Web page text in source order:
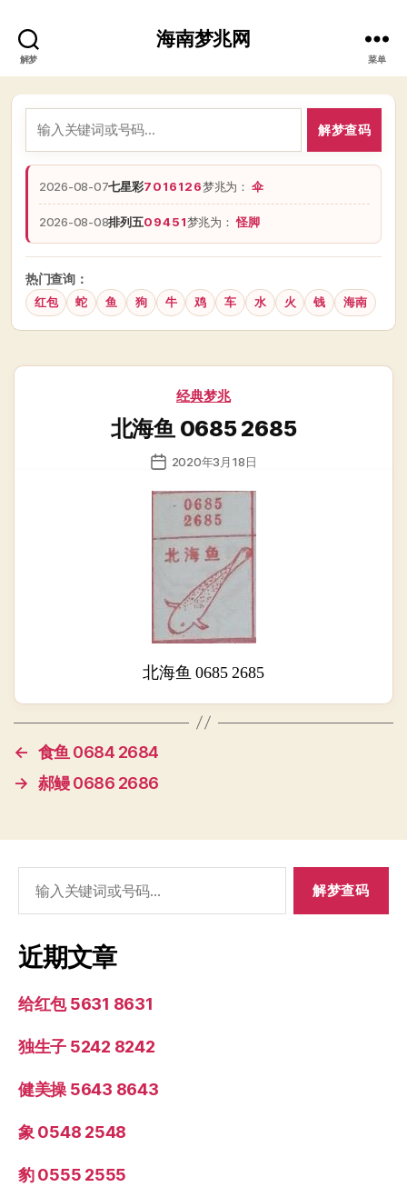
解梦
海南梦兆网
菜单
解梦查码
2026-08-07七星彩7016126梦兆为：伞
2026-08-08排列五09451梦兆为：怪脚
热门查询：
红包 蛇 鱼 狗 牛 鸡 车 水 火 钱 海南
分
经典梦兆
北海鱼 0685 2685
发
日
2020年3月18日
北海鱼 0685 2685
← 食鱼 0684 2684
→ 郝鳗 0686 2686
索：
近期文章
给红包 5631 8631
独生子 5242 8242
健美操 5643 8643
象 0548 2548
豹 0555 2555